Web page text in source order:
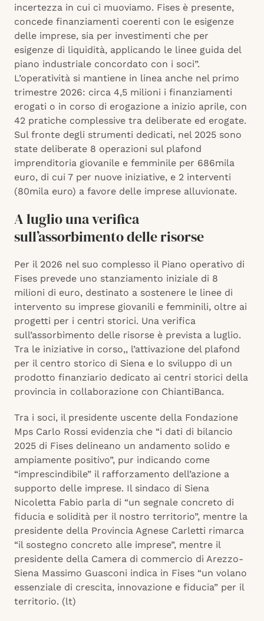
incertezza in cui ci muoviamo. Fises è presente,
concede finanziamenti coerenti con le esigenze
delle imprese, sia per investimenti che per
esigenze di liquidità, applicando le linee guida del
piano industriale concordato con i soci”.
L’operatività si mantiene in linea anche nel primo
trimestre 2026: circa 4,5 milioni i finanziamenti
erogati o in corso di erogazione a inizio aprile, con
42 pratiche complessive tra deliberate ed erogate.
Sul fronte degli strumenti dedicati, nel 2025 sono
state deliberate 8 operazioni sul plafond
imprenditoria giovanile e femminile per 686mila
euro, di cui 7 per nuove iniziative, e 2 interventi
(80mila euro) a favore delle imprese alluvionate.
A luglio una verifica
sull’assorbimento delle risorse
Per il 2026 nel suo complesso il Piano operativo di
Fises prevede uno stanziamento iniziale di 8
milioni di euro, destinato a sostenere le linee di
intervento su imprese giovanili e femminili, oltre ai
progetti per i centri storici. Una verifica
sull’assorbimento delle risorse è prevista a luglio.
Tra le iniziative in corso,, l’attivazione del plafond
per il centro storico di Siena e lo sviluppo di un
prodotto finanziario dedicato ai centri storici della
provincia in collaborazione con ChiantiBanca.
Tra i soci, il presidente uscente della Fondazione
Mps Carlo Rossi evidenzia che “i dati di bilancio
2025 di Fises delineano un andamento solido e
ampiamente positivo”, pur indicando come
“imprescindibile” il rafforzamento dell’azione a
supporto delle imprese. Il sindaco di Siena
Nicoletta Fabio parla di “un segnale concreto di
fiducia e solidità per il nostro territorio”, mentre la
presidente della Provincia Agnese Carletti rimarca
“il sostegno concreto alle imprese”, mentre il
presidente della Camera di commercio di Arezzo-
Siena Massimo Guasconi indica in Fises “un volano
essenziale di crescita, innovazione e fiducia” per il
territorio. (lt)